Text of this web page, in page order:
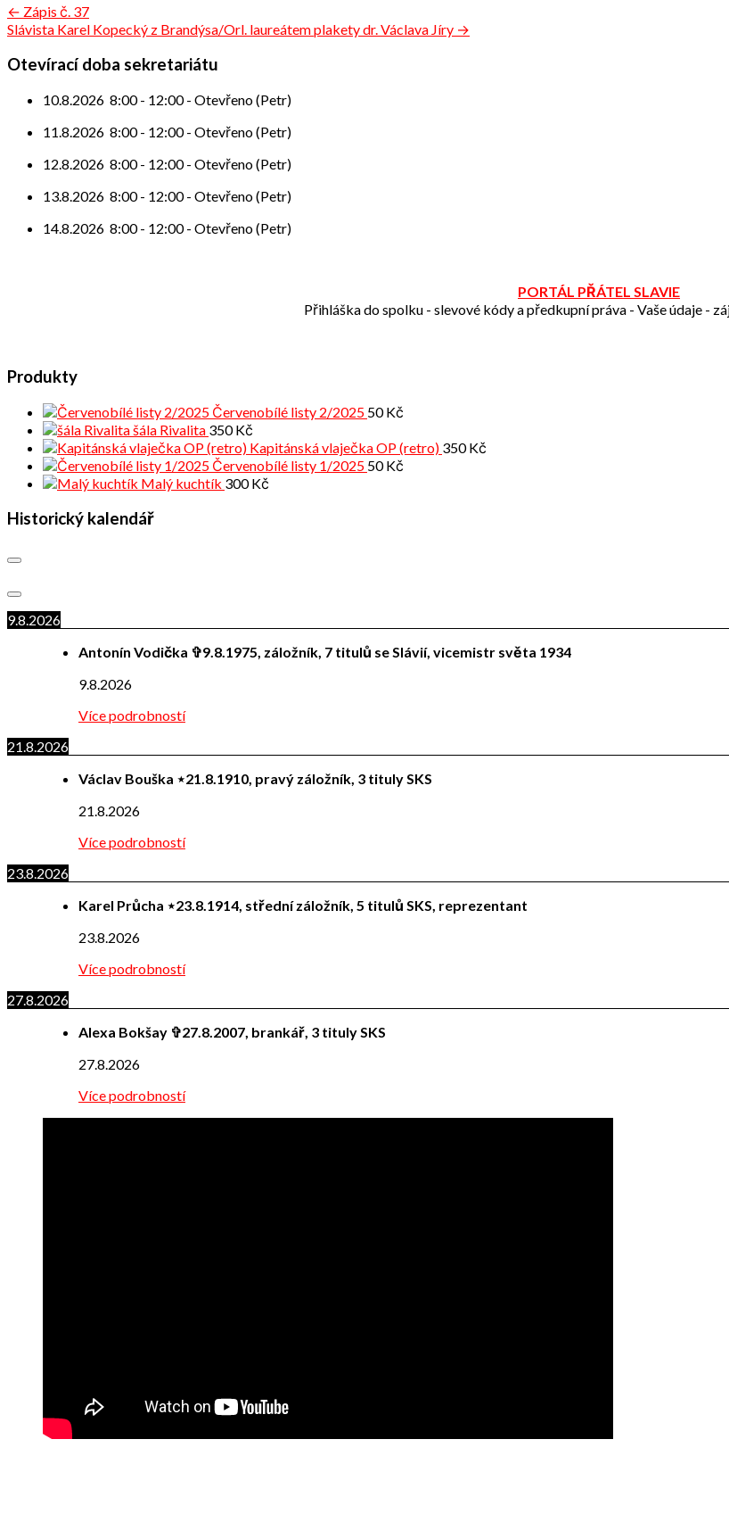
Navigace
pro
příspěvek
← Zápis č. 37
Slávista Karel Kopecký z Brandýsa/Orl. laureátem plakety dr. Václava Jíry →
Otevírací doba sekretariátu
10.8.2026 8:00- 12:00- Otevřeno (Petr)
11.8.2026 8:00- 12:00- Otevřeno (Petr)
12.8.2026 8:00- 12:00- Otevřeno (Petr)
13.8.2026 8:00- 12:00- Otevřeno (Petr)
14.8.2026 8:00- 12:00- Otevřeno (Petr)
PORTÁL PŘÁTEL SLAVIE
Přihláška do spolku - slevové kódy a předkupní práva - Vaše údaje -
Produkty
Červenobílé listy 2/2025 50Kč
šála Rivalita 350Kč
Kapitánská vlaječka OP (retro) 350Kč
Červenobílé listy 1/2025 50Kč
Malý kuchtík 300Kč
Historický kalendář
9.8.2026
Antonín Vodička ✞9.8.1975, záložník, 7 titulů se Slávií, vicemistr světa 1934
9.8.2026
Více podrobností
21.8.2026
Václav Bouška ⋆21.8.1910, pravý záložník, 3 tituly SKS
21.8.2026
Více podrobností
23.8.2026
Karel Průcha ⋆23.8.1914, střední záložník, 5 titulů SKS, reprezentant
23.8.2026
Více podrobností
27.8.2026
Alexa Bokšay ✞27.8.2007, brankář, 3 tituly SKS
27.8.2026
Více podrobností